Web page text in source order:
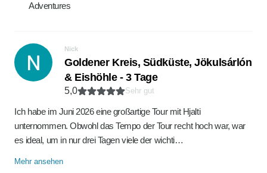
Adventures
Nick
Goldener Kreis, Südküste, Jökulsárlón
& Eishöhle - 3 Tage
5,0 Sehr gut
Ich habe im Juni 2026 eine großartige Tour mit Hjalti
unternommen. Obwohl das Tempo der Tour recht hoch war, war
es ideal, um in nur drei Tagen viele der wichti…
Mehr ansehen